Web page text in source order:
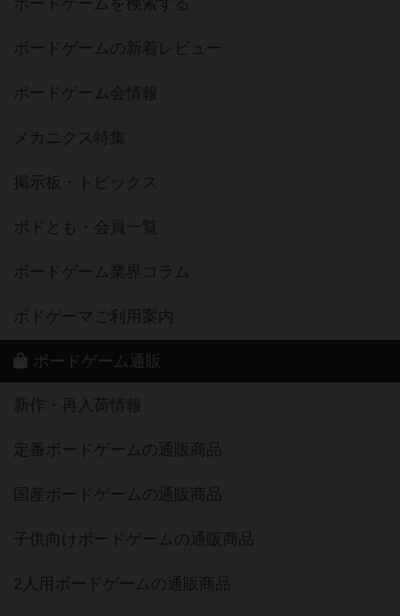
ボードゲームの新着レビュー
ボードゲーム会情報
メカニクス特集
掲示板・トピックス
ボドとも・会員一覧
ボードゲーム業界コラム
ボドゲーマご利用案内
ボードゲーム通販
新作・再入荷情報
定番ボードゲームの通販商品
国産ボードゲームの通販商品
子供向けボードゲームの通販商品
2人用ボードゲームの通販商品